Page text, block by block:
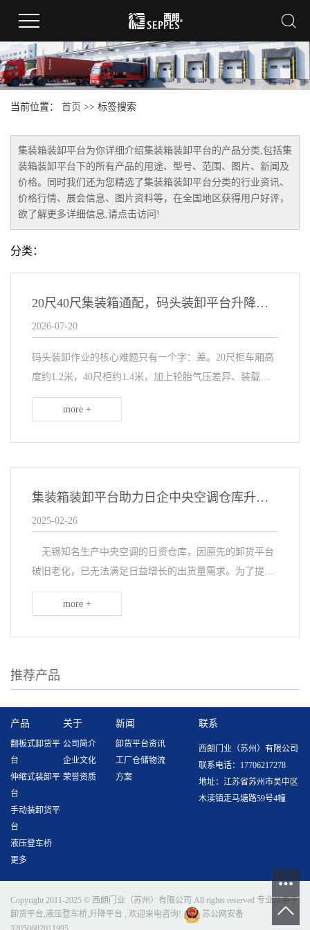
当前位置： 首页 >> 标签搜索
集装箱装卸平台为你详细介绍集装箱装卸平台的产品分类,包括集
装箱装卸平台 下的所有产品的用途、型号、范围、图片、新闻及
价格。同时我们还为您精选了集装箱装卸平台分类的行业资讯、
价格行情、展会信息、图片资料等，在全国地区获得用户好评，
欲了解更多详细信息,请点击访问!
分类：
20尺40尺集装箱通配，码头装卸平台升降调节无缝对接，防滑防坠
2026-07-20
码头装卸作业的核心难题只有一个字：差。20尺柜车厢高
度约1.2米，40尺柜约1.4米，加上轮胎气压差异、装载量
不同、码头地面标高不一致，同一批到港集装箱停在月台
前的高度差可以超过300mm。传统铁板搭...
more +
集装箱装卸平台助力日企中央空调仓库升级转型
2025-02-26
无锡知名生产中央空调的日资仓库，因原先的卸货平台
破旧老化，已无法满足日益增长的出货量需求。为了提升
仓库的运作效率与安全性，客户果断引入新款集装箱装卸
平台进行替换，为日企中央空调仓库进行了全面升级，
more +
推荐产品
产品
翻板式卸货平
台
伸缩式装卸平
台
手动装卸货平
台
液压登车桥
更多
关于
公司简介
企业文化
荣誉资质
新闻
卸货平台资讯
工厂仓储物流
方案
联系
西朗门业（苏州）有限公司
联系电话：17706217278
地址：江苏省苏州市吴中区
木渎镇走马塘路59号4幢
Copyright 2011-2025 © 西朗门业（苏州）有限公司 All rights reserved 专业从事于
卸货平台,液压登车桥,升降平台 , 欢迎来电咨询!
苏公网安备